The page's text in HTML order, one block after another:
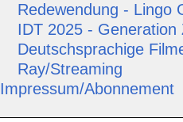
Redewendung - Lingo
IDT 2025 -
Deutschsprachige
Ray/Streaming
Impressum/Abonnement